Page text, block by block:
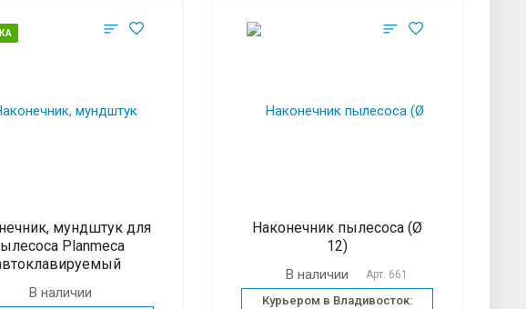
мундштук для
Planmeca
В наличии
Наконечник пылесоса (Ø
12)
В наличии Арт. 661
Курьером в Владивосток: